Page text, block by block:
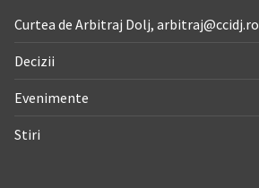
Curtea de Arbitraj Dolj, arbitraj@ccidj.ro
Decizii
Evenimente
Stiri